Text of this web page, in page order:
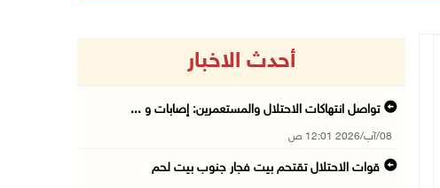
أحدث الاخبار
تواصل انتهاكات الاحتلال والمستعمرين: إصابات و ...
08/آب/2026 12:01 ص
قوات الاحتلال تقتحم بيت فجار جنوب بيت لحم